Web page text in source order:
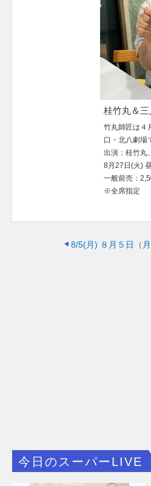
桂竹丸＆
竹丸師匠は４
口・北八劇場
出演：桂竹丸
8月27日(火)
一般前売：
※全席指定
8/5(月) ８月５日（
今日のスーパーLIVE